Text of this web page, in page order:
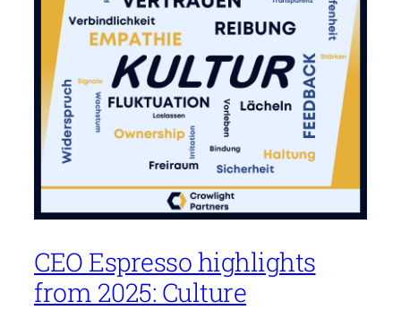
CEO Espresso highlights
from 2025: Culture